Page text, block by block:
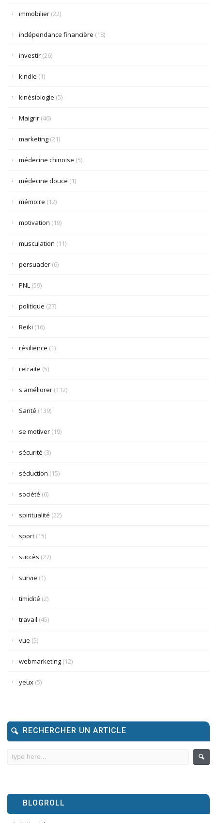
immobilier (22)
indépendance financière (18)
investir (26)
kindle (1)
kinésiologie (5)
Maigrir (46)
marketing (21)
médecine chinoise (5)
médecine douce (1)
mémoire (12)
motivation (19)
musculation (11)
persuader (6)
PNL (59)
politique (27)
Reiki (16)
résilience (1)
retraite (5)
s'améliorer (112)
Santé (139)
se motiver (19)
sécurité (3)
séduction (15)
société (6)
spiritualité (22)
sport (15)
succès (27)
survie (1)
timidité (2)
travail (45)
vue (5)
webmarketing (12)
yeux (5)
RECHERCHER UN ARTICLE
BLOGROLL